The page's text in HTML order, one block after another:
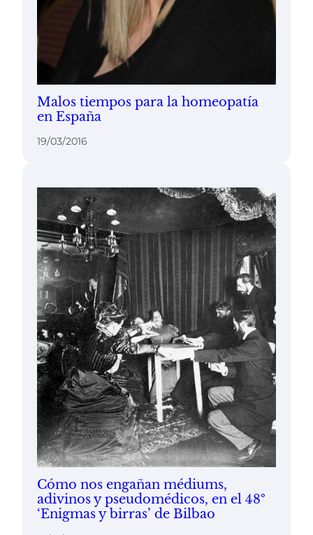
Malos tiempos para la homeopatía
en España
19/03/2016
Cómo nos engañan médiums,
adivinos y pseudomédicos, en el 48º
‘Enigmas y birras’ de Bilbao